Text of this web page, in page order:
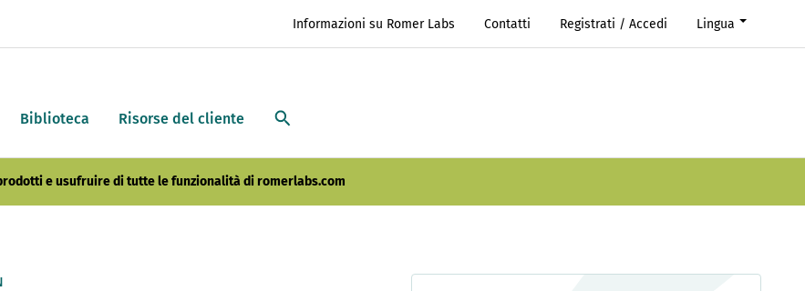
Biblioteca Risorse del cliente
Informazioni su Romer Labs Contatti Registrati / Accedi Lingua
e usufruire di tutte le funzionalità di romerlabs.com